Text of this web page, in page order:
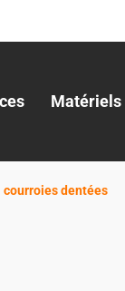
Matériels
courroies dentées